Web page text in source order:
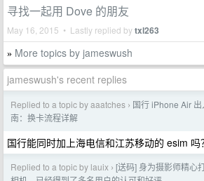
寻找一起用 Dove 的朋友
May 16, 2015 • Lastly replied bytxl263
» More topics by jameswush
jameswush's recent replies
Replied to a topic by aaatches › 国行 iPhone Air
南：换卡流程详解
国行能同时加上海电信和江苏移动的 esim 吗
Replied to a topic by lauix › [送码] 身为摄影师精心